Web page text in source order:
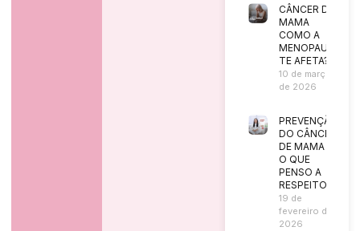
CÂNCER DE
MAMA
COMO A
MENOPAUSA
TE AFETA?
10 de março
de 2026
PREVENÇÃO
DO CÂNCER
DE MAMA |
O QUE
PENSO A
RESPEITO?
19 de
fevereiro de
2026